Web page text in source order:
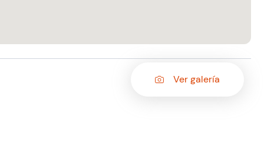
Ver galería